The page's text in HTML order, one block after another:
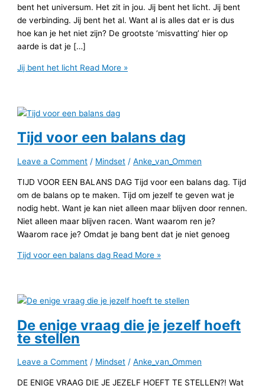
bent het universum. Het zit in jou. Jij bent het licht. Jij bent
de verbinding. Jij bent het al. Want al is alles dat er is dus
hoe kan je het niet zijn? De grootste ‘misvatting’ hier op
aarde is dat je […]
Jij bent het licht Read More »
Tijd voor een balans dag
Leave a Comment / Mindset /Anke_van_Ommen
TIJD VOOR EEN BALANS DAG Tijd voor een balans dag. Tijd
om de balans op te maken. Tijd om jezelf te geven wat je
nodig hebt. Want je kan niet alleen maar blijven door rennen.
Niet alleen maar blijven racen. Want waarom ren je?
Waarom race je? Omdat je bang bent dat je niet genoeg
Tijd voor een balans dag Read More »
De enige vraag die je jezelf hoeft
te stellen
Leave a Comment / Mindset /Anke_van_Ommen
DE ENIGE VRAAG DIE JE JEZELF HOEFT TE STELLEN?! Wat